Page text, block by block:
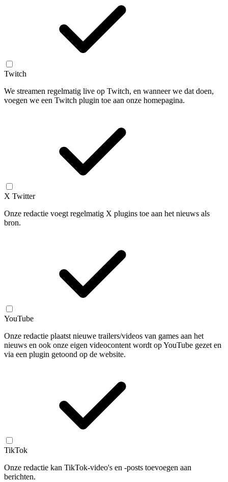
Twitch
We streamen regelmatig live op Twitch, en wanneer we dat doen,
voegen we een Twitch plugin toe aan onze homepagina.
X Twitter
Onze redactie voegt regelmatig X plugins toe aan het nieuws als
bron.
YouTube
Onze redactie plaatst nieuwe trailers/videos van games aan het
nieuws en ook onze eigen videocontent wordt op YouTube gezet en
via een plugin getoond op de website.
TikTok
Onze redactie kan TikTok-video's en -posts toevoegen aan
berichten.